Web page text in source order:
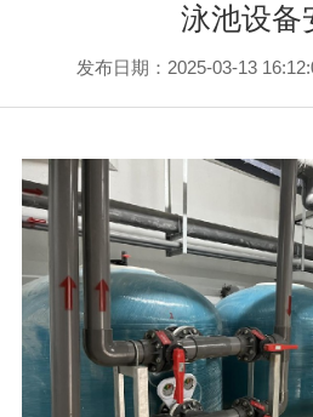
泳池设备
发布日期：2025-03-13